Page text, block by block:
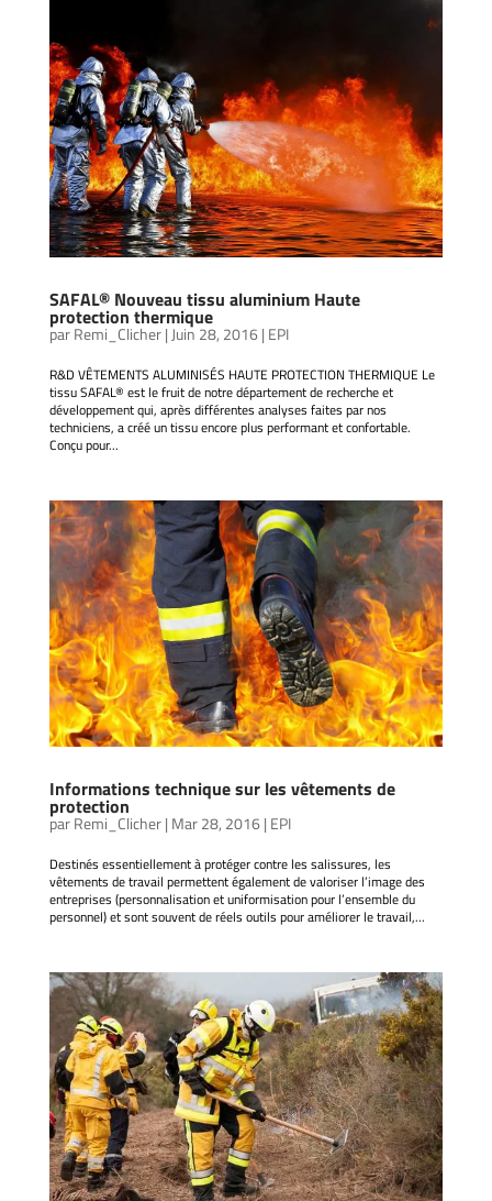
SAFAL® Nouveau tissu aluminium Haute
protection thermique
parRemi_Clicher| Juin 28, 2016| EPI
R&D VÊTEMENTS ALUMINISÉS HAUTE PROTECTION THERMIQUE Le
tissu SAFAL® est le fruit de notre département de recherche et
développement qui, après différentes analyses faites par nos
techniciens, a créé un tissu encore plus performant et confortable.
Conçu pour...
Informations technique sur les vêtements de
protection
parRemi_Clicher| Mar 28, 2016| EPI
Destinés essentiellement à protéger contre les salissures, les
vêtements de travail permettent également de valoriser l’image des
entreprises (personnalisation et uniformisation pour l’ensemble du
personnel) et sont souvent de réels outils pour améliorer le travail,...